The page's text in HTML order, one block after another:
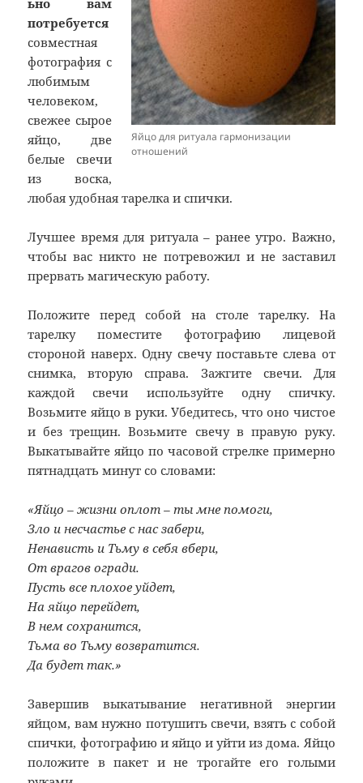
Яйцо для ритуала гармонизации
отношений
потребуется
совместная
фотография с
любимым
человеком,
свежее сырое
яйцо, две
белые свечи
из воска,
любая удобная тарелка и спички.
Лучшее время для ритуала – ранее утро. Важно,
чтобы вас никто не потревожил и не заставил
прервать магическую работу.
Положите перед собой на столе тарелку. На
тарелку поместите фотографию лицевой
стороной наверх. Одну свечу поставьте слева от
снимка, вторую справа. Зажгите свечи. Для
каждой свечи используйте одну спичку.
Возьмите яйцо в руки. Убедитесь, что оно чистое
и без трещин. Возьмите свечу в правую руку.
Выкатывайте яйцо по часовой стрелке примерно
пятнадцать минут со словами:
«Яйцо – жизни оплот – ты мне помоги,
Зло и несчастье с нас забери,
Ненависть и Тьму в себя вбери,
От врагов огради.
Пусть все плохое уйдет,
На яйцо перейдет,
В нем сохранится,
Тьма во Тьму возвратится.
Да будет так.»
Завершив выкатывание негативной энергии
яйцом, вам нужно потушить свечи, взять с собой
спички, фотографию и яйцо и уйти из дома. Яйцо
положите в пакет и не трогайте его голыми